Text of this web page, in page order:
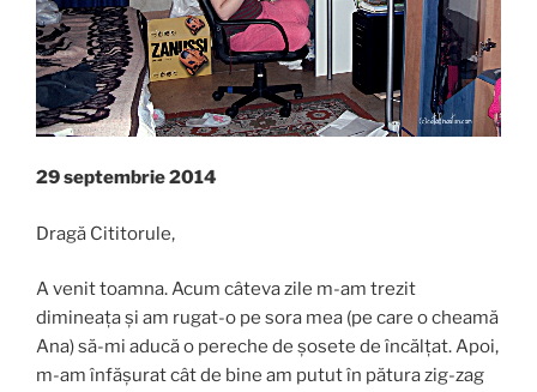
29 septembrie 2014
Dragă Cititorule,
A venit toamna. Acum câteva zile m-am trezit
dimineața și am rugat-o pe sora mea (pe care o cheamă
Ana) să-mi aducă o pereche de șosete de încălțat. Apoi,
m-am înfășurat cât de bine am putut în pătura zig-zag